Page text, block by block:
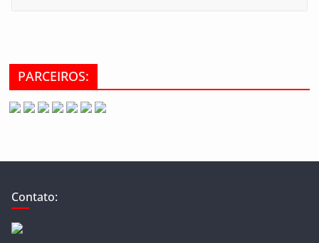
PARCEIROS:
Contato: